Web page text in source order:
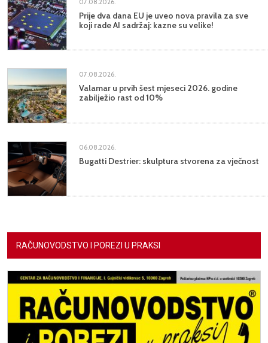
Prije dva dana EU je uveo nova pravila za sve
koji rade AI sadržaj: kazne su velike!
07.08.2026.
Valamar u prvih šest mjeseci 2026. godine
zabilježio rast od 10%
06.08.2026.
Bugatti Destrier: skulptura stvorena za vječnost
RAČUNOVODSTVO I POREZI U PRAKSI